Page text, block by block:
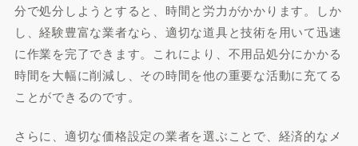
分で処分しようとすると、時間と労力がかかります。しか
し、経験豊富な業者なら、適切な道具と技術を用いて迅速
に作業を完了できます。これにより、不用品処分にかかる
時間を大幅に削減し、その時間を他の重要な活動に充てる
ことができるのです。
さらに、適切な価格設定の業者を選ぶことで、経済的なメ